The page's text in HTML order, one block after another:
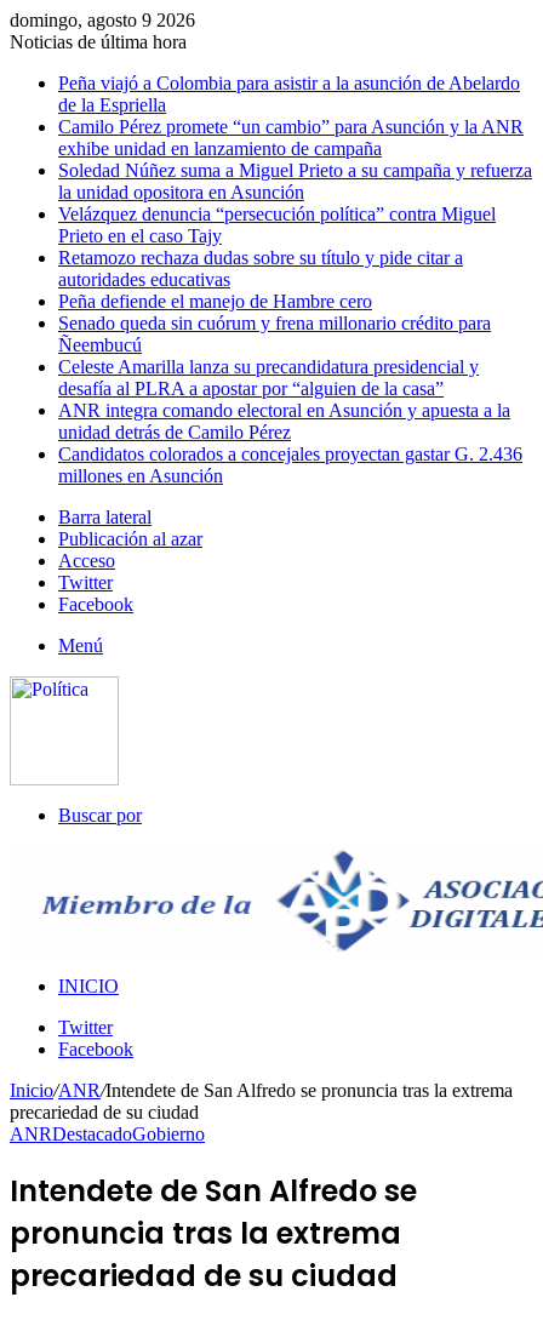
domingo, agosto 9 2026
Noticias de última hora
Peña viajó a Colombia para asistir a la asunción de Abelardo
de la Espriella
Camilo Pérez promete “un cambio” para Asunción y la ANR
exhibe unidad en lanzamiento de campaña
Soledad Núñez suma a Miguel Prieto a su campaña y refuerza
la unidad opositora en Asunción
Velázquez denuncia “persecución política” contra Miguel
Prieto en el caso Tajy
Retamozo rechaza dudas sobre su título y pide citar a
autoridades educativas
Peña defiende el manejo de Hambre cero
Senado queda sin cuórum y frena millonario crédito para
Ñeembucú
Celeste Amarilla lanza su precandidatura presidencial y
desafía al PLRA a apostar por “alguien de la casa”
ANR integra comando electoral en Asunción y apuesta a la
unidad detrás de Camilo Pérez
Candidatos colorados a concejales proyectan gastar G. 2.436
millones en Asunción
Barra lateral
Publicación al azar
Acceso
Twitter
Facebook
Menú
Buscar por
INICIO
Twitter
Facebook
Inicio/ANR/Intendete de San Alfredo se pronuncia tras la extrema
precariedad de su ciudad
ANRDestacadoGobierno
Intendete de San Alfredo se
pronuncia tras la extrema
precariedad de su ciudad